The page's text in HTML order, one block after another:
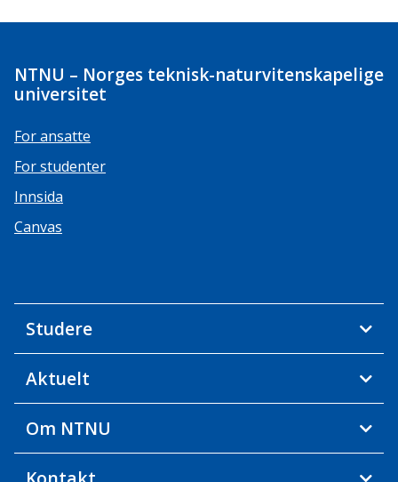
NTNU – Norges teknisk-naturvitenskapelige
universitet
For ansatte
For studenter
Innsida
Canvas
Studere
Aktuelt
Om NTNU